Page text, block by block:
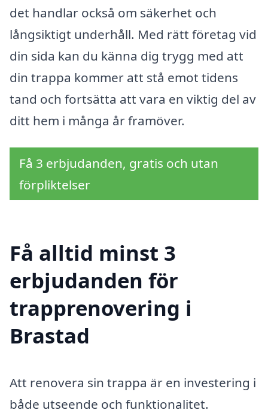
det handlar också om säkerhet och
långsiktigt underhåll. Med rätt företag vid
din sida kan du känna dig trygg med att
din trappa kommer att stå emot tidens
tand och fortsätta att vara en viktig del av
ditt hem i många år framöver.
Få 3 erbjudanden, gratis och utan
förpliktelser
Få alltid minst 3
erbjudanden för
trapprenovering i
Brastad
Att renovera sin trappa är en investering i
både utseende och funktionalitet.